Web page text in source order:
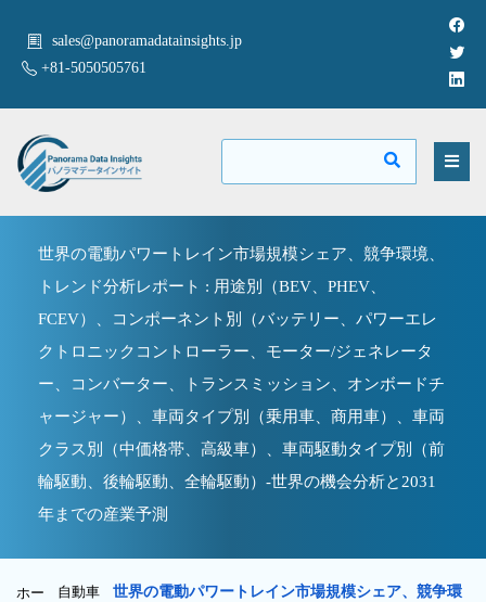
sales@panoramadatainsights.jp
+81-5050505761
世界の電動パワートレイン市場規模シェア、競争環境、
トレンド分析レポート : 用途別（BEV、PHEV、
FCEV）、コンポーネント別（バッテリー、パワーエレ
クトロニックコントローラー、モーター/ジェネレータ
ー、コンバーター、トランスミッション、オンボードチ
ャージャー）、車両タイプ別（乗用車、商用車）、車両
クラス別（中価格帯、高級車）、車両駆動タイプ別（前
輪駆動、後輪駆動、全輪駆動）-世界の機会分析と2031
年までの産業予測
ホー
自動車
世界の電動パワートレイン市場規模シェア、競争環